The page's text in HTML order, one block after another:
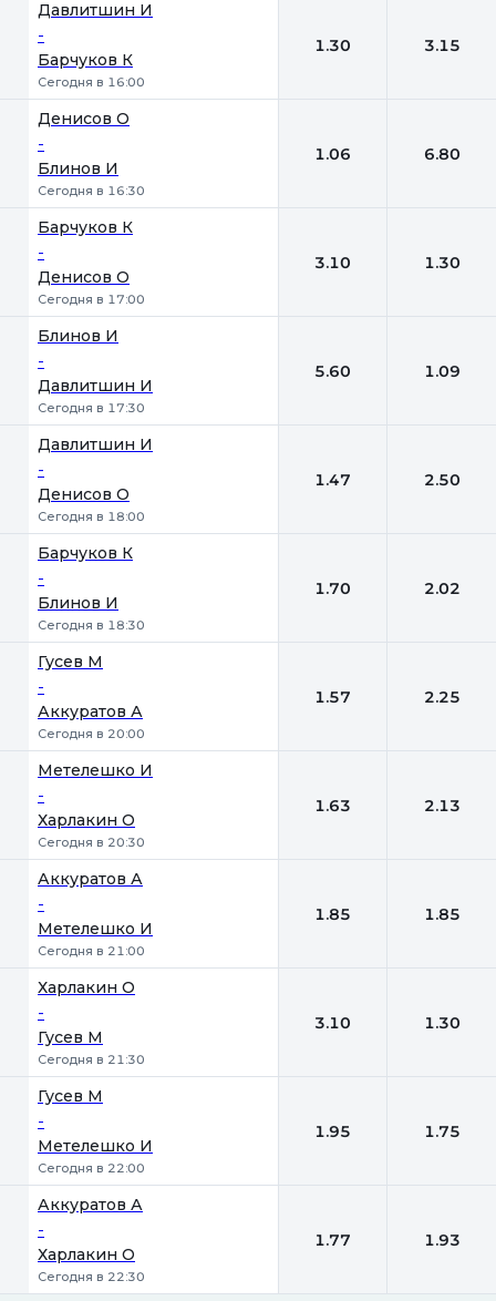
Давлитшин И
-
Барчуков К
Сегодня в 16:00
1.30 3.15
Денисов О
-
Блинов И
Сегодня в 16:30
1.06 6.80
Барчуков К
-
Денисов О
Сегодня в 17:00
3.10 1.30
Блинов И
-
Давлитшин И
Сегодня в 17:30
5.60 1.09
Давлитшин И
-
Денисов О
Сегодня в 18:00
1.47 2.50
Барчуков К
-
Блинов И
Сегодня в 18:30
1.70 2.02
Гусев М
-
Аккуратов А
Сегодня в 20:00
1.57 2.25
Метелешко И
-
Харлакин О
Сегодня в 20:30
1.63 2.13
Аккуратов А
-
Метелешко И
Сегодня в 21:00
1.85 1.85
Харлакин О
-
Гусев М
Сегодня в 21:30
3.10 1.30
Гусев М
-
Метелешко И
Сегодня в 22:00
1.95 1.75
Аккуратов А
-
Харлакин О
Сегодня в 22:30
1.77 1.93